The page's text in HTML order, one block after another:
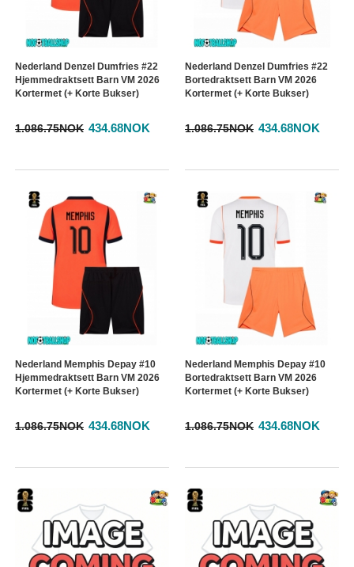
Nederland Denzel Dumfries #22
Hjemmedraktsett Barn VM 2026
Kortermet (+ Korte Bukser)
1.086.75NOK 434.68NOK
Nederland Denzel Dumfries #22
Bortedraktsett Barn VM 2026
Kortermet (+ Korte Bukser)
1.086.75NOK 434.68NOK
Nederland Memphis Depay #10
Hjemmedraktsett Barn VM 2026
Kortermet (+ Korte Bukser)
1.086.75NOK 434.68NOK
Nederland Memphis Depay #10
Bortedraktsett Barn VM 2026
Kortermet (+ Korte Bukser)
1.086.75NOK 434.68NOK